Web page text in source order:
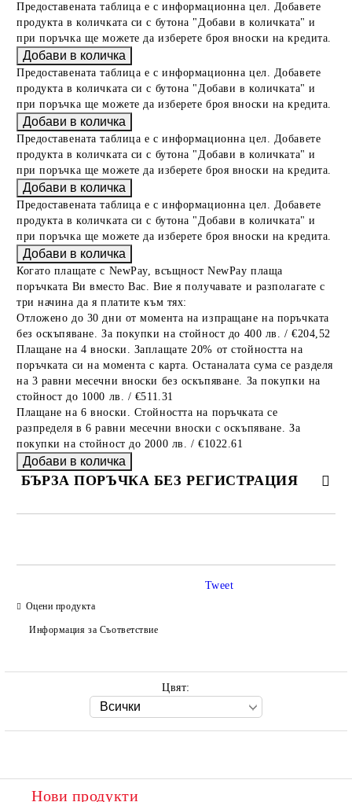
Предоставената таблица е с информационна цел. Добавете
продукта в количката си с бутона "Добави в количката" и
при поръчка ще можете да изберете броя вноски на кредита.
Предоставената таблица е с информационна цел. Добавете
продукта в количката си с бутона "Добави в количката" и
при поръчка ще можете да изберете броя вноски на кредита.
Предоставената таблица е с информационна цел. Добавете
продукта в количката си с бутона "Добави в количката" и
при поръчка ще можете да изберете броя вноски на кредита.
Предоставената таблица е с информационна цел. Добавете
продукта в количката си с бутона "Добави в количката" и
при поръчка ще можете да изберете броя вноски на кредита.
Когато плащате с NewPay, всъщност NewPay плаща
поръчката Ви вместо Вас. Вие я получавате и разполагате с
три начина да я платите към тях:
Отложено до 30 дни от момента на изпращане на поръчката
без оскъпяване. За покупки на стойност до 400 лв. / €204,52
Плащане на 4 вноски. Заплащате 20% от стойността на
поръчката си на момента с карта. Останалата сума се разделя
на 3 равни месечни вноски без оскъпяване. За покупки на
стойност до 1000 лв. / €511.31
Плащане на 6 вноски. Стойността на поръчката се
разпределя в 6 равни месечни вноски с оскъпяване. За
покупки на стойност до 2000 лв. / €1022.61
БЪРЗА ПОРЪЧКА БЕЗ РЕГИСТРАЦИЯ
Ние ще се свържем с вас в рамките на работния ден.
Оцени продукта
Информация за Съответствие
Tweet
Цвят:
Нови продукти